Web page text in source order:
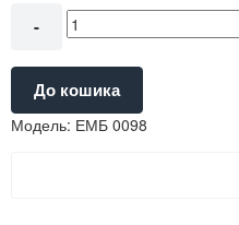
-
До кошика
Модель: ЕМБ 0098